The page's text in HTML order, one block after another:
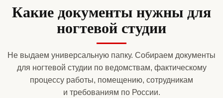
Какие документы нужны для
ногтевой студии
Не выдаем универсальную папку. Собираем документы
для ногтевой студии по ведомствам, фактическому
процессу работы, помещению, сотрудникам
и требованиям по России.